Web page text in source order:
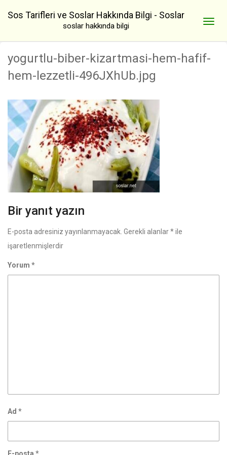
Sos Tarifleri ve Soslar Hakkında Bilgi - Soslar
soslar hakkında bilgi
yogurtlu-biber-kizartmasi-hem-hafif-
hem-lezzetli-496JXhUb.jpg
Bir yanıt yazın
E-posta adresiniz yayınlanmayacak. Gerekli alanlar*ile
işaretlenmişlerdir
Yorum *
Ad *